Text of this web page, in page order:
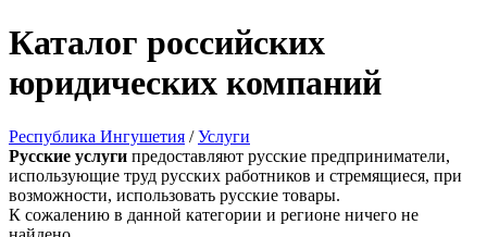
Каталог российских
юридических компаний
Республика Ингушетия /Услуги
Русские услуги предоставляют русские предприниматели,
использующие труд русских работников и стремящиеся, при
возможности, использовать русские товары.
К сожалению в данной категории и регионе ничего не